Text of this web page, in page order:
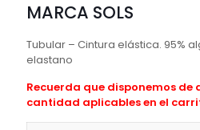
MARCA SOLS
Tubular – Cintura elástica. 95%
elastano
Recuerda que disponemos de
cantidad aplicables en el